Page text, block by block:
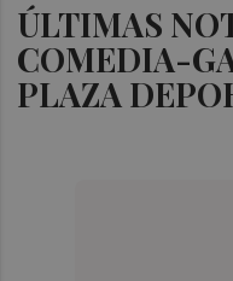
ÚLTIMAS
COMEDIA-
PLAZA